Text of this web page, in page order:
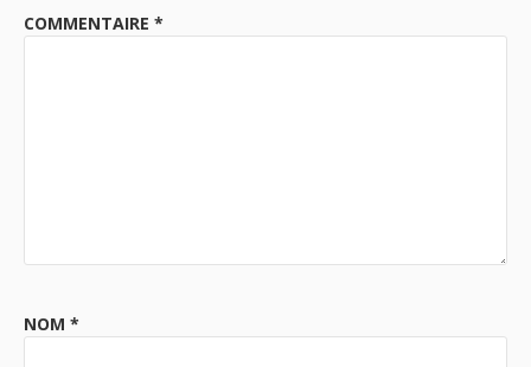
COMMENTAIRE *
NOM *